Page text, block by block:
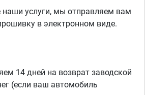
наши услуги, мы отправляем вам
в электронном виде.
14 дней на возврат заводской
(если ваш автомобиль